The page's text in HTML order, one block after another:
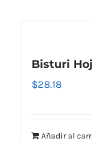
Bisturi
$28.18
Añadir al